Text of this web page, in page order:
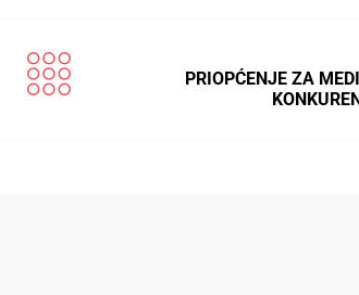
PRIOPĆENJE ZA